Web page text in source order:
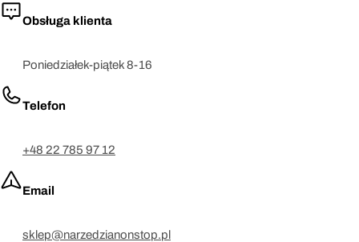
Obsługa klienta
Poniedziałek-piątek 8-16
Telefon
+48 22 785 97 12
Email
sklep@narzedzianonstop.pl